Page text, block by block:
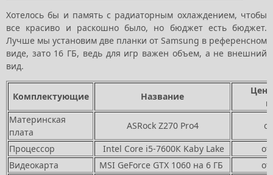
Хотелось бы и память с радиаторным охлаждением, чтобы
все красиво и раскошно было, но бюджет есть бюджет.
Лучше мы установим две планки от Samsung в референсном
виде, зато 16 ГБ, ведь для игр важен объем, а не внешний
вид.
Комплектующие Название
Материнская
плата
ASRock Z270 Pro4
Процессор
Intel Core i5-7600К Kaby Lake
Видеокарта
MSI GeForce GTX 1060 на 6 ГБ